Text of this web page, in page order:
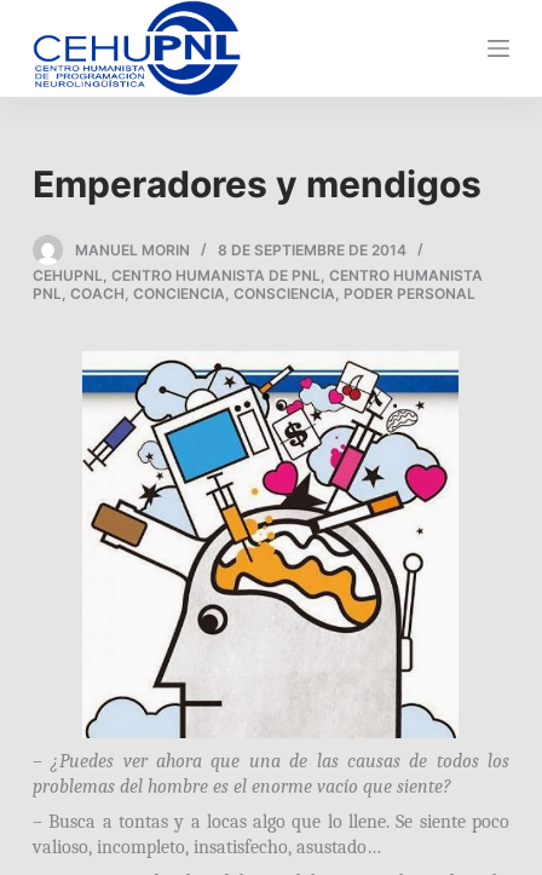
a
l
c
Emperadores y mendigos
MANUEL MORIN
8 DE SEPTIEMBRE DE 2014
CEHUPNL, CENTRO HUMANISTA DE PNL, CENTRO HUMANISTA
PNL, COACH, CONCIENCIA, CONSCIENCIA, PODER PERSONAL
– ¿Puedes ver ahora que una de las causas de todos los
problemas del hombre es el enorme vacío que siente?
– Busca a tontas y a locas algo que lo llene. Se siente poco
valioso, incompleto, insatisfecho, asustado…